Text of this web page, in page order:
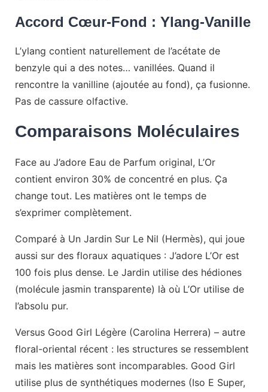
Accord Cœur-Fond : Ylang-Vanille
L’ylang contient naturellement de l’acétate de
benzyle qui a des notes… vanillées. Quand il
rencontre la vanilline (ajoutée au fond), ça fusionne.
Pas de cassure olfactive.
Comparaisons Moléculaires
Face au J’adore Eau de Parfum original, L’Or
contient environ 30% de concentré en plus. Ça
change tout. Les matières ont le temps de
s’exprimer complètement.
Comparé à Un Jardin Sur Le Nil (Hermès), qui joue
aussi sur des floraux aquatiques : J’adore L’Or est
100 fois plus dense. Le Jardin utilise des hédiones
(molécule jasmin transparente) là où L’Or utilise de
l’absolu pur.
Versus Good Girl Légère (Carolina Herrera) – autre
floral-oriental récent : les structures se ressemblent
mais les matières sont incomparables. Good Girl
utilise plus de synthétiques modernes (Iso E Super,